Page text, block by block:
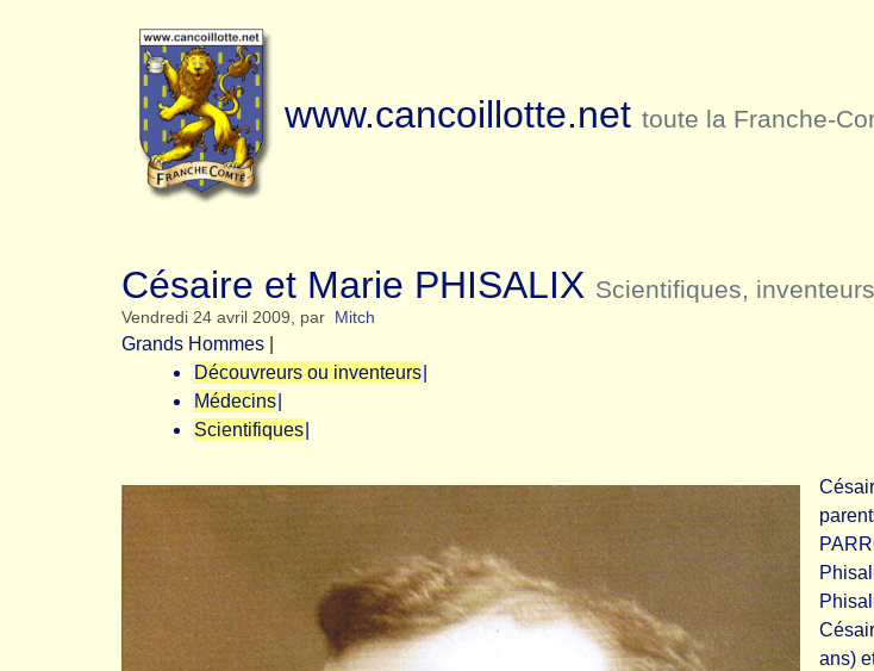
www.cancoillotte.net toute la Franche-
Césaire et Marie PHISALIX Scientifiques,
Vendredi 24 avril 2009, par Mitch
Grands Hommes
Découvreurs ou inventeurs
Médecins
Scientifiques
ans)